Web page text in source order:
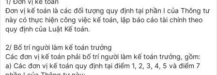
Đơn vị kế toán là các đối tượng quy định tại phần I của Thông tư
này có thực hiện công việc kế toán, lập báo cáo tài chính theo
quy định của Luật Kế toán.
2/ Bố trí người làm kế toán trưởng
Các đơn vị kế toán phải bố trí người làm kế toán trưởng, gồm:
a) Các đơn vị kế toán quy định tại điểm 1, 2, 3, 4, 5 và điểm 7